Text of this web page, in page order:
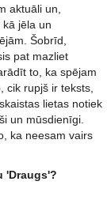
aktuāli un,
jēla un
Šobrīd,
pat mazliet
to, ka spējam
cik rupjš ir teksts,
lietas notiek
un mūsdienīgi.
ka neesam vairs
'Draugs'?